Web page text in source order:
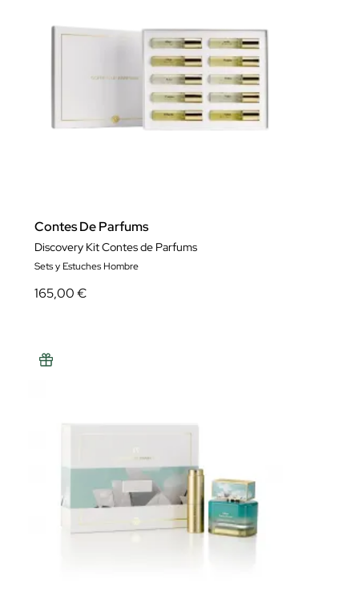
Contes De Parfums
Discovery Kit Contes de Parfums
Sets y Estuches Hombre
165,00 €